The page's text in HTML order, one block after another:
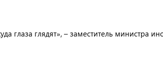
глядят», – заместитель министра